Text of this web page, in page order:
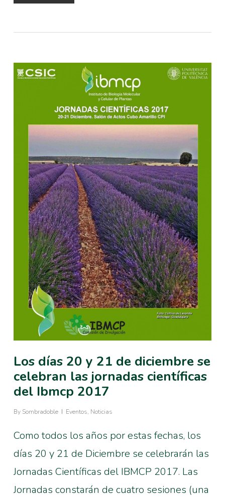
Los días 20 y 21 de diciembre se
celebran las jornadas científicas
del Ibmcp 2017
By Sombradoble Eventos, Noticias
Como todos los años por estas fechas, los
días 20 y 21 de Diciembre se celebrarán las
Jornadas Científicas del IBMCP 2017. Las
Jornadas constarán de cuatro sesiones (una